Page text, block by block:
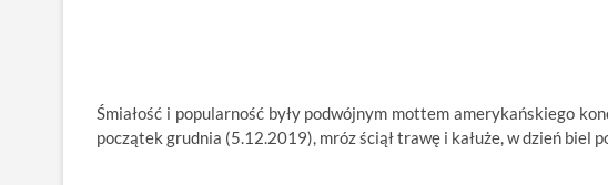
Śmiałość i popularność były podwójnym mottem amerykańskiego
początek grudnia (5.12.2019), mróz ściął trawę i kałuże, w dzień biel